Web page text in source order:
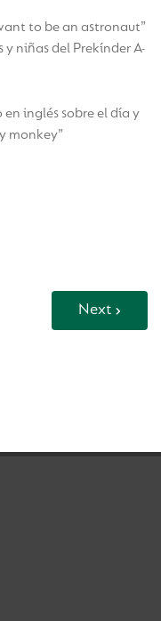
to be an astronaut”
niñas del Prekínder A-
en inglés sobre el día y
monkey”
Next